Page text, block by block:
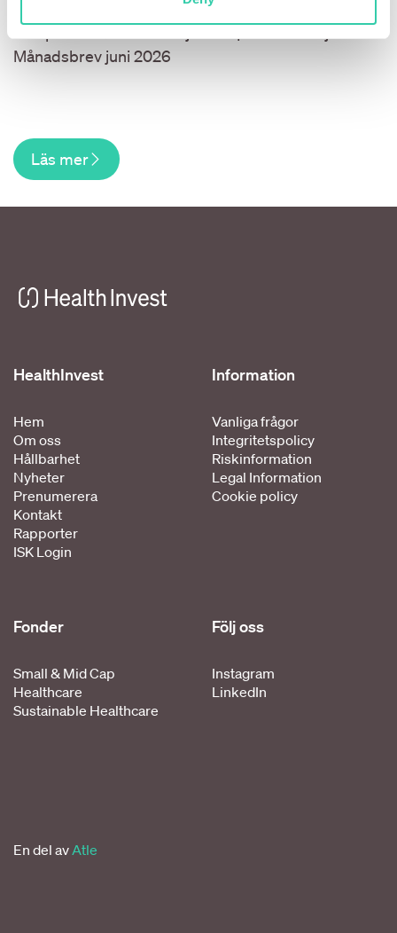
Från MAG7 till hälsovård: Därför
Månadsbrev juni 2026
3 juli 2026.
Läs mer
HealthInvest
Hem
Om oss
Hållbarhet
Nyheter
Prenumerera
Kontakt
Rapporter
ISK Login
Information
Vanliga frågor
Integritetspolicy
Riskinformation
Legal Information
Cookie policy
Fonder
Small & Mid Cap
Healthcare
Sustainable Healthcare
Följ oss
Instagram
LinkedIn
En del av Atle